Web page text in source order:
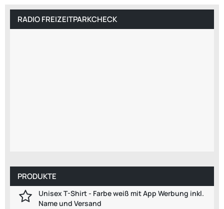
RADIO FREIZEITPARKCHECK
PRODUKTE
Unisex T-Shirt - Farbe weiß mit App Werbung inkl.
Name und Versand